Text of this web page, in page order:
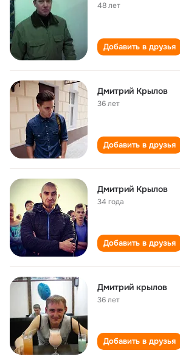
48 лет
Добавить в друзья
Дмитрий Крылов
36 лет
Добавить в друзья
Дмитрий Крылов
34 года
Добавить в друзья
Дмитрий крылов
36 лет
Добавить в друзья